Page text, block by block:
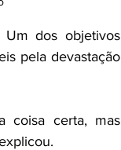
dos objetivos
pela devastação
coisa certa, mas